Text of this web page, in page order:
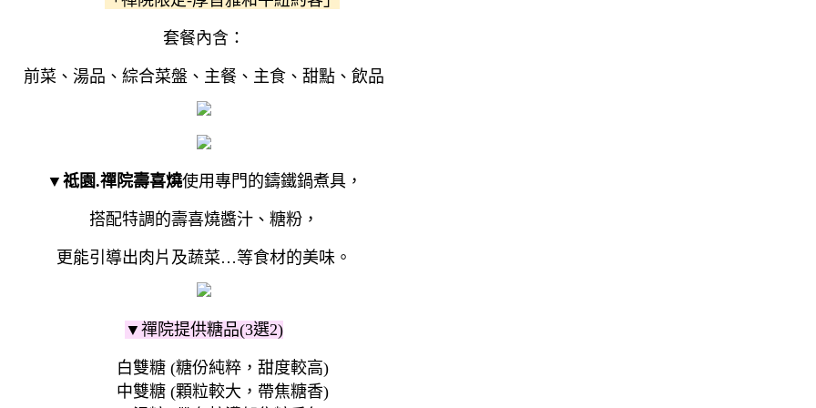
套餐內含：
前菜、湯品、綜合菜盤、主餐、主食、甜點、飲品
▼ 祗園.禪院壽喜燒使用專門的鑄鐵鍋煮具，
搭配特調的壽喜燒醬汁、糖粉，
更能引導出肉片及蔬菜…等食材的美味。
▼禪院提供糖品(3選2)
白雙糖 (糖份純粹，甜度較高)
中雙糖 (顆粒較大，帶焦糖香)